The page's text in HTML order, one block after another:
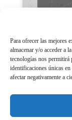
Para ofrecer las mejores
almacenar y/o acceder a
tecnologías nos permitirá
identificaciones únicas
afectar negativamente a
Aviso legal